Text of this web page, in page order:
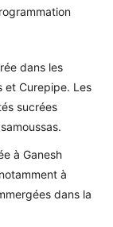
dans les
et Curepipe. Les
sucrées
à Ganesh
à
dans la